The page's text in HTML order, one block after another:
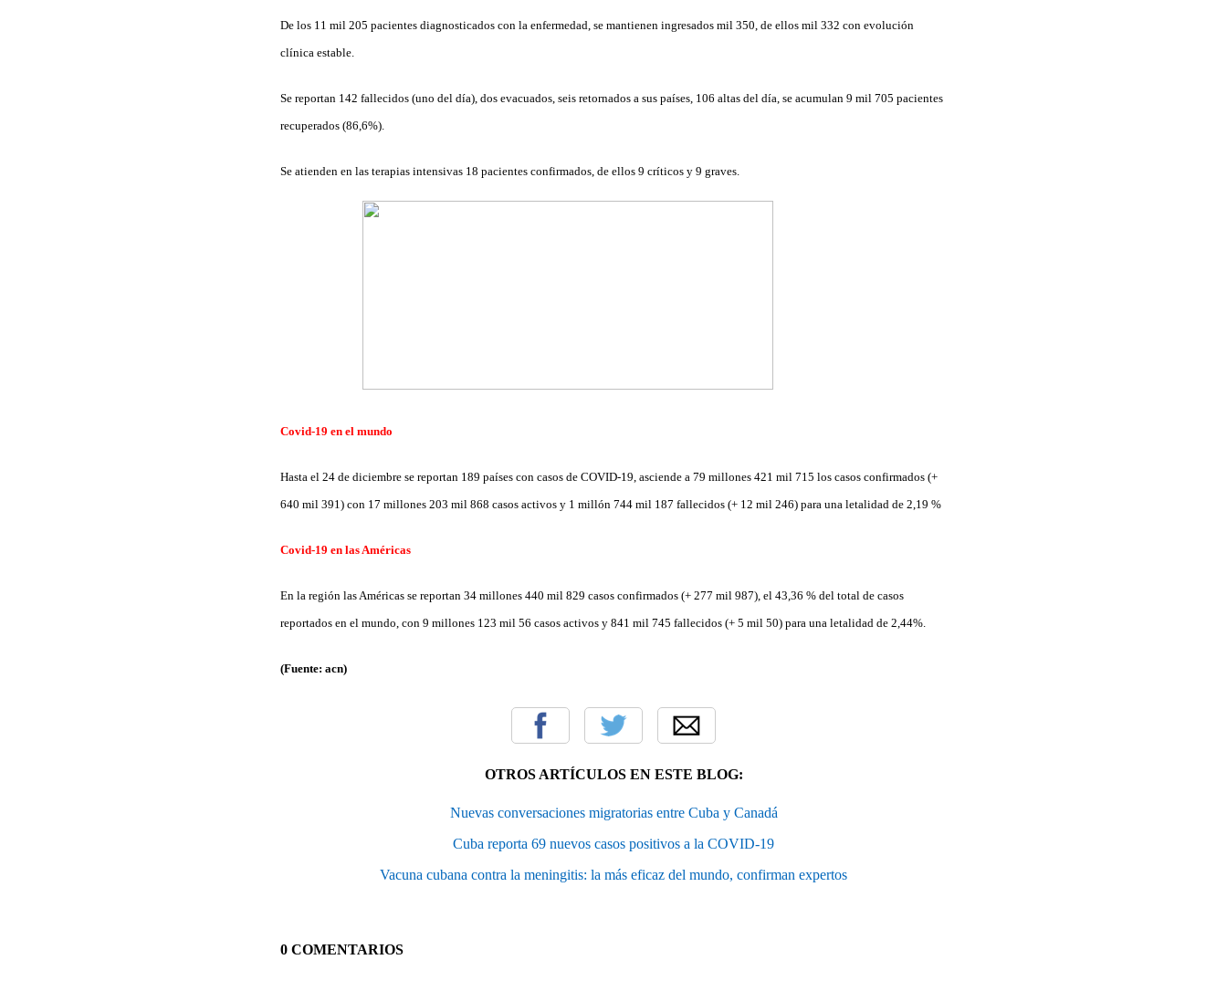
De los 11 mil 205 pacientes diagnosticados con la enfermedad, se mantienen ingresados mil 350, de ellos mil 332 con evolución
clínica estable.
Se reportan 142 fallecidos (uno del día), dos evacuados, seis retornados a sus países, 106 altas del día, se acumulan 9 mil 705 pacientes
recuperados (86,6%).
Se atienden en las terapias intensivas 18 pacientes confirmados, de ellos 9 críticos y 9 graves.
Covid-19 en el mundo
Hasta el 24 de diciembre se reportan 189 países con casos de COVID-19, asciende a 79 millones 421 mil 715 los casos confirmados (+
640 mil 391) con 17 millones 203 mil 868 casos activos y 1 millón 744 mil 187 fallecidos (+ 12 mil 246) para una letalidad de 2,19 %
Covid-19 en las Américas
En la región las Américas se reportan 34 millones 440 mil 829 casos confirmados (+ 277 mil 987), el 43,36 % del total de casos
reportados en el mundo, con 9 millones 123 mil 56 casos activos y 841 mil 745 fallecidos (+ 5 mil 50) para una letalidad de 2,44%.
(Fuente: acn)
OTROS ARTÍCULOS EN ESTE BLOG:
Nuevas conversaciones migratorias entre Cuba y Canadá
Cuba reporta 69 nuevos casos positivos a la COVID-19
Vacuna cubana contra la meningitis: la más eficaz del mundo, confirman expertos
0 COMENTARIOS